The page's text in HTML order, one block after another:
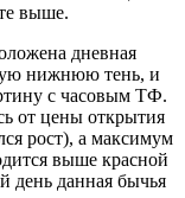
выше.
дневная
нижнюю тень, и
с часовым ТФ.
от цены открытия
рост), а максимум
выше красной
день данная бычья